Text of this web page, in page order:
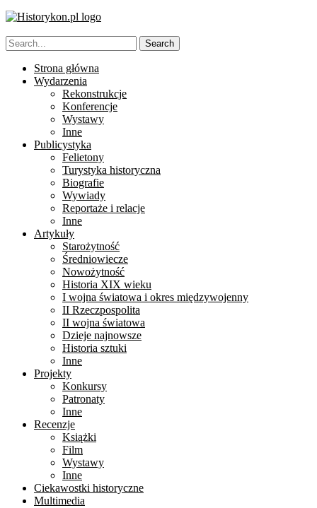
Strona główna
Wydarzenia
Rekonstrukcje
Konferencje
Wystawy
Inne
Publicystyka
Felietony
Turystyka historyczna
Biografie
Wywiady
Reportaże i relacje
Inne
Artykuły
Starożytność
Średniowiecze
Nowożytność
Historia XIX wieku
I wojna światowa i okres międzywojenny
II Rzeczpospolita
II wojna światowa
Dzieje najnowsze
Historia sztuki
Inne
Projekty
Konkursy
Patronaty
Inne
Recenzje
Książki
Film
Wystawy
Inne
Ciekawostki historyczne
Multimedia